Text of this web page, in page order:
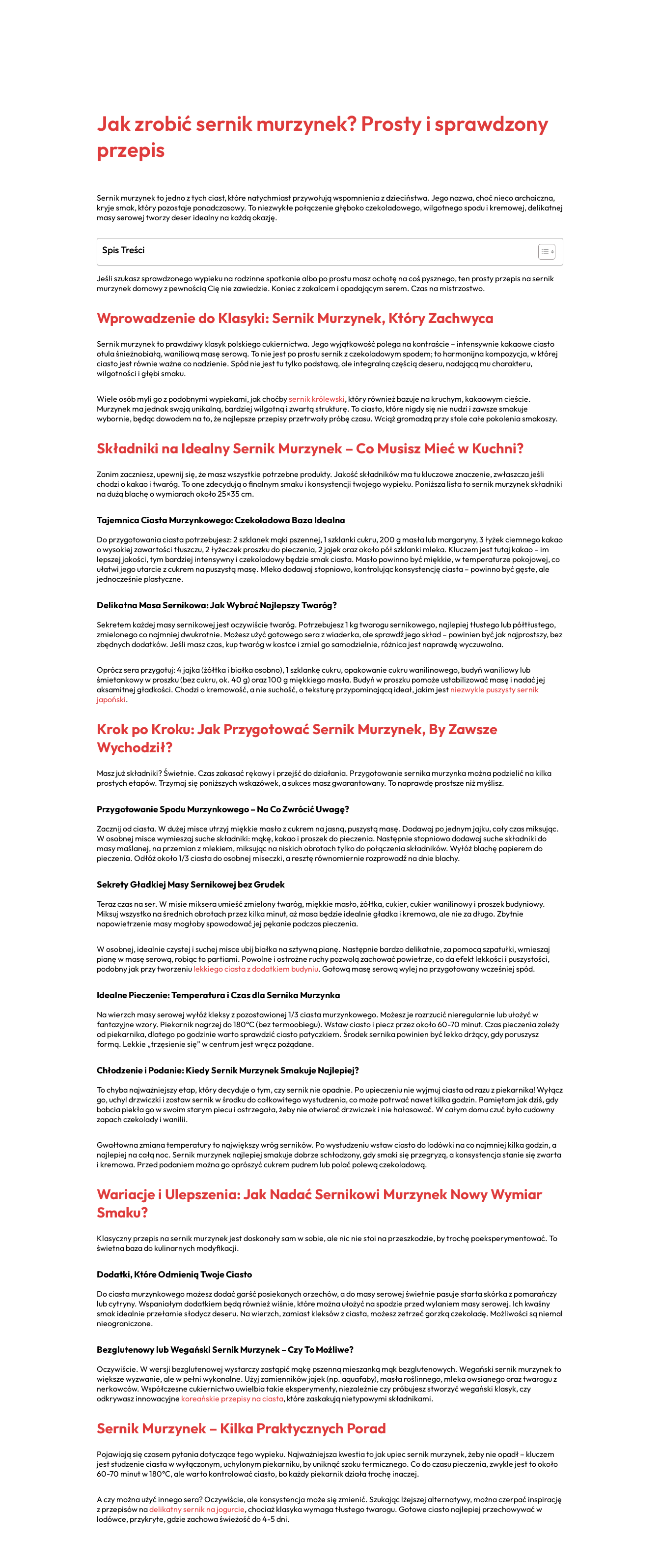
Jak zrobić sernik murzynek? Prosty i sprawdzony
przepis
Sernik murzynek to jedno z tych ciast, które natychmiast przywołują wspomnienia z dzieciństwa. Jego nazwa, choć nieco archaiczna,
kryje smak, który pozostaje ponadczasowy. To niezwykłe połączenie głęboko czekoladowego, wilgotnego spodu i kremowej, delikatnej
masy serowej tworzy deser idealny na każdą okazję.
Spis Treści
Jeśli szukasz sprawdzonego wypieku na rodzinne spotkanie albo po prostu masz ochotę na coś pysznego, ten prosty przepis na sernik
murzynek domowy z pewnością Cię nie zawiedzie. Koniec z zakalcem i opadającym serem. Czas na mistrzostwo.
Wprowadzenie do Klasyki: Sernik Murzynek, Który Zachwyca
Sernik murzynek to prawdziwy klasyk polskiego cukiernictwa. Jego wyjątkowość polega na kontraście – intensywnie kakaowe ciasto
otula śnieżnobiałą, waniliową masę serową. To nie jest po prostu sernik z czekoladowym spodem; to harmonijna kompozycja, w której
ciasto jest równie ważne co nadzienie. Spód nie jest tu tylko podstawą, ale integralną częścią deseru, nadającą mu charakteru,
wilgotności i głębi smaku.
Wiele osób myli go z podobnymi wypiekami, jak choćbysernik królewski, który również bazuje na kruchym, kakaowym cieście.
Murzynek ma jednak swoją unikalną, bardziej wilgotną i zwartą strukturę. To ciasto, które nigdy się nie nudzi i zawsze smakuje
wybornie, będąc dowodem na to, że najlepsze przepisy przetrwały próbę czasu. Wciąż gromadzą przy stole całe pokolenia smakoszy.
Składniki na Idealny Sernik Murzynek – Co Musisz Mieć w Kuchni?
Zanim zaczniesz, upewnij się, że masz wszystkie potrzebne produkty. Jakość składników ma tu kluczowe znaczenie, zwłaszcza jeśli
chodzi o kakao i twaróg. To one zdecydują o finalnym smaku i konsystencji twojego wypieku. Poniższa lista to sernik murzynek składniki
na dużą blachę o wymiarach około 25×35 cm.
Tajemnica Ciasta Murzynkowego: Czekoladowa Baza Idealna
Do przygotowania ciasta potrzebujesz: 2 szklanek mąki pszennej, 1 szklanki cukru, 200 g masła lub margaryny, 3 łyżek ciemnego kakao
o wysokiej zawartości tłuszczu, 2 łyżeczek proszku do pieczenia, 2 jajek oraz około pół szklanki mleka. Kluczem jest tutaj kakao – im
lepszej jakości, tym bardziej intensywny i czekoladowy będzie smak ciasta. Masło powinno być miękkie, w temperaturze pokojowej, co
ułatwi jego utarcie z cukrem na puszystą masę. Mleko dodawaj stopniowo, kontrolując konsystencję ciasta – powinno być gęste, ale
jednocześnie plastyczne.
Delikatna Masa Sernikowa: Jak Wybrać Najlepszy Twaróg?
Sekretem każdej masy sernikowej jest oczywiście twaróg. Potrzebujesz 1 kg twarogu sernikowego, najlepiej tłustego lub półtłustego,
zmielonego co najmniej dwukrotnie. Możesz użyć gotowego sera z wiaderka, ale sprawdź jego skład – powinien być jak najprostszy, bez
zbędnych dodatków. Jeśli masz czas, kup twaróg w kostce i zmiel go samodzielnie, różnica jest naprawdę wyczuwalna.
Oprócz sera przygotuj: 4 jajka (żółtka i białka osobno), 1 szklankę cukru, opakowanie cukru wanilinowego, budyń waniliowy lub
śmietankowy w proszku (bez cukru, ok. 40 g) oraz 100 g miękkiego masła. Budyń w proszku pomoże ustabilizować masę i nadać jej
aksamitnej gładkości. Chodzi o kremowość, a nie suchość, o teksturę przypominającą ideał, jakim jest niezwykle puszysty sernik
japoński.
Krok po Kroku: Jak Przygotować Sernik Murzynek, By Zawsze
Wychodził?
Masz już składniki? Świetnie. Czas zakasać rękawy i przejść do działania. Przygotowanie sernika murzynka można podzielić na kilka
prostych etapów. Trzymaj się poniższych wskazówek, a sukces masz gwarantowany. To naprawdę prostsze niż myślisz.
Przygotowanie Spodu Murzynkowego – Na Co Zwrócić Uwagę?
Zacznij od ciasta. W dużej misce utrzyj miękkie masło z cukrem na jasną, puszystą masę. Dodawaj po jednym jajku, cały czas miksując.
W osobnej misce wymieszaj suche składniki: mąkę, kakao i proszek do pieczenia. Następnie stopniowo dodawaj suche składniki do
masy maślanej, na przemian z mlekiem, miksując na niskich obrotach tylko do połączenia składników. Wyłóż blachę papierem do
pieczenia. Odłóż około 1/3 ciasta do osobnej miseczki, a resztę równomiernie rozprowadź na dnie blachy.
Sekrety Gładkiej Masy Sernikowej bez Grudek
Teraz czas na ser. W misie miksera umieść zmielony twaróg, miękkie masło, żółtka, cukier, cukier wanilinowy i proszek budyniowy.
Miksuj wszystko na średnich obrotach przez kilka minut, aż masa będzie idealnie gładka i kremowa, ale nie za długo. Zbytnie
napowietrzenie masy mogłoby spowodować jej pękanie podczas pieczenia.
W osobnej, idealnie czystej i suchej misce ubij białka na sztywną pianę. Następnie bardzo delikatnie, za pomocą szpatułki, wmieszaj
pianę w masę serową, robiąc to partiami. Powolne i ostrożne ruchy pozwolą zachować powietrze, co da efekt lekkości i puszystości,
podobny jak przy tworzeniu lekkiego ciasta z dodatkiem budyniu. Gotową masę serową wylej na przygotowany wcześniej spód.
Idealne Pieczenie: Temperatura i Czas dla Sernika Murzynka
Na wierzch masy serowej wyłóż kleksy z pozostawionej 1/3 ciasta murzynkowego. Możesz je rozrzucić nieregularnie lub ułożyć w
fantazyjne wzory. Piekarnik nagrzej do 180°C (bez termoobiegu). Wstaw ciasto i piecz przez około 60-70 minut. Czas pieczenia zależy
od piekarnika, dlatego po godzinie warto sprawdzić ciasto patyczkiem. Środek sernika powinien być lekko drżący, gdy poruszysz
formą. Lekkie „trzęsienie się” w centrum jest wręcz pożądane.
Chłodzenie i Podanie: Kiedy Sernik Murzynek Smakuje Najlepiej?
To chyba najważniejszy etap, który decyduje o tym, czy sernik nie opadnie. Po upieczeniu nie wyjmuj ciasta od razu z piekarnika! Wyłącz
go, uchyl drzwiczki i zostaw sernik w środku do całkowitego wystudzenia, co może potrwać nawet kilka godzin. Pamiętam jak dziś, gdy
babcia piekła go w swoim starym piecu i ostrzegała, żeby nie otwierać drzwiczek i nie hałasować. W całym domu czuć było cudowny
zapach czekolady i wanilii.
Gwałtowna zmiana temperatury to największy wróg serników. Po wystudzeniu wstaw ciasto do lodówki na co najmniej kilka godzin, a
najlepiej na całą noc. Sernik murzynek najlepiej smakuje dobrze schłodzony, gdy smaki się przegryzą, a konsystencja stanie się zwarta
i kremowa. Przed podaniem można go oprószyć cukrem pudrem lub polać polewą czekoladową.
Wariacje i Ulepszenia: Jak Nadać Sernikowi Murzynek Nowy Wymiar
Smaku?
Klasyczny przepis na sernik murzynek jest doskonały sam w sobie, ale nic nie stoi na przeszkodzie, by trochę poeksperymentować. To
świetna baza do kulinarnych modyfikacji.
Dodatki, Które Odmienią Twoje Ciasto
Do ciasta murzynkowego możesz dodać garść posiekanych orzechów, a do masy serowej świetnie pasuje starta skórka z pomarańczy
lub cytryny. Wspaniałym dodatkiem będą również wiśnie, które można ułożyć na spodzie przed wylaniem masy serowej. Ich kwaśny
smak idealnie przełamie słodycz deseru. Na wierzch, zamiast kleksów z ciasta, możesz zetrzeć gorzką czekoladę. Możliwości są niemal
nieograniczone.
Bezglutenowy lub Wegański Sernik Murzynek – Czy To Możliwe?
Oczywiście. W wersji bezglutenowej wystarczy zastąpić mąkę pszenną mieszanką mąk bezglutenowych. Wegański sernik murzynek to
większe wyzwanie, ale w pełni wykonalne. Użyj zamienników jajek (np. aquafaby), masła roślinnego, mleka owsianego oraz twarogu z
nerkowców. Współczesne cukiernictwo uwielbia takie eksperymenty, niezależnie czy próbujesz stworzyć wegański klasyk, czy
odkrywasz innowacyjne koreańskie przepisy na ciasta, które zaskakują nietypowymi składnikami.
Sernik Murzynek – Kilka Praktycznych Porad
Pojawiają się czasem pytania dotyczące tego wypieku. Najważniejsza kwestia to jak upiec sernik murzynek, żeby nie opadł – kluczem
jest studzenie ciasta w wyłączonym, uchylonym piekarniku, by uniknąć szoku termicznego. Co do czasu pieczenia, zwykle jest to około
60-70 minut w 180°C, ale warto kontrolować ciasto, bo każdy piekarnik działa trochę inaczej.
A czy można użyć innego sera? Oczywiście, ale konsystencja może się zmienić. Szukając lżejszej alternatywy, można czerpać inspirację
z przepisów nadelikatny sernik na jogurcie, chociaż klasyka wymaga tłustego twarogu. Gotowe ciasto najlepiej przechowywać w
lodówce, przykryte, gdzie zachowa świeżość do 4-5 dni.